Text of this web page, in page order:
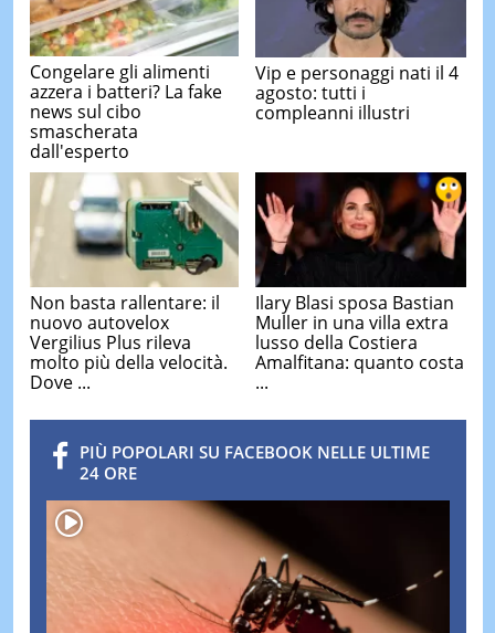
Congelare gli alimenti
azzera i batteri? La fake
news sul cibo
smascherata
dall'esperto
Vip e personaggi nati il 4
agosto: tutti i
compleanni illustri
Non basta rallentare: il
nuovo autovelox
Vergilius Plus rileva
molto più della velocità.
Dove ...
Ilary Blasi sposa Bastian
Muller in una villa extra
lusso della Costiera
Amalfitana: quanto costa
...
PIÙ POPOLARI SU FACEBOOK NELLE ULTIME
24 ORE